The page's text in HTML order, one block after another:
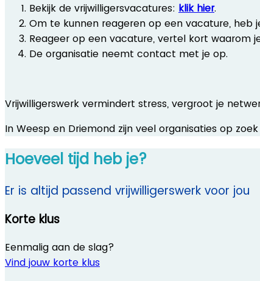
Bekijk de vrijwilligersvacatures: klik hier.
Om te kunnen reageren op een vacature, heb
Reageer op een vacature, vertel kort waarom
De organisatie neemt contact met je op.
Vrijwilligerswerk vermindert stress, vergroot je
In Weesp en Driemond zijn veel organisaties op
Hoeveel tijd heb je?
Er is altijd passend vrijwilligerswerk voor jou
Korte klus
Eenmalig aan de slag?
Vind jouw korte klus